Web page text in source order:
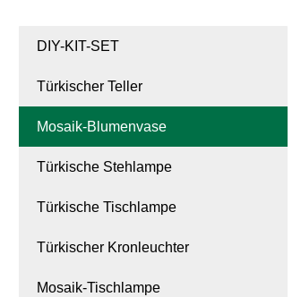
DIY-KIT-SET
Türkischer Teller
Mosaik-Blumenvase
Türkische Stehlampe
Türkische Tischlampe
Türkischer Kronleuchter
Mosaik-Tischlampe